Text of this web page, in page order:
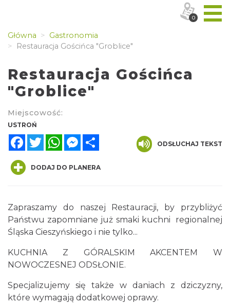
Główna
Gastronomia
Restauracja Gościńca "Groblice"
Restauracja Gościńca
"Groblice"
Miejscowość:
USTROŃ
FacebookTwitterWhatsAppMessenger
ODSŁUCHAJ TEKST
DODAJ DO PLANERA
Zapraszamy do naszej Restauracji, by przybliżyć
Państwu zapomniane już smaki kuchni regionalnej
Śląska Cieszyńskiego i nie tylko...
KUCHNIA Z GÓRALSKIM AKCENTEM W
NOWOCZESNEJ ODSŁONIE.
Specjalizujemy się także w daniach z dziczyzny,
które wymagają dodatkowej oprawy.
0